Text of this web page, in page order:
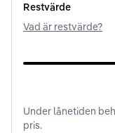
Restvärde
Vad är restvärde?
Under lånetiden
pris.